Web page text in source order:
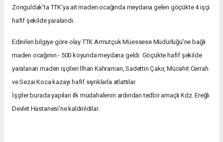
Zonguldak'ta TTK'ya ait maden ocağında meydana gelen göçükte 4 işçi
hafif şekilde yaralandı.
Edinilen bilgiye göre olay TTK Armutçuk Müessese Müdürlüğü'ne bağlı
maden ocağının - 500 koyunda meydana geldi. Göçükte hafif şekilde
yaralanan maden işçileri İlhan Kahraman, Sadettin Çakır, Mücahit Cerrah
ve Sezai Koca kazayı hafif sıyrıklarla atlattılar.
İşçiler burada yapılan ilk müdahalenin ardından tedbir amaçlı Kdz. Ereğli
Devlet Hastanesi'ne kaldırıldılar.